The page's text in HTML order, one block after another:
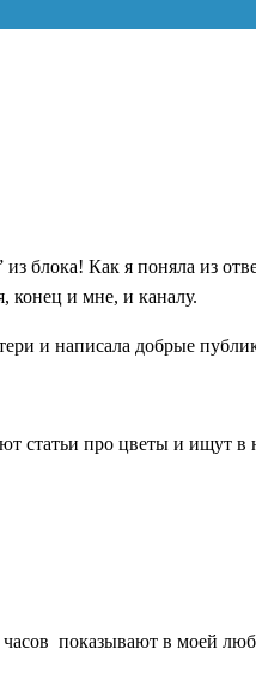
из блока! Как я поняла из
конец и мне, и каналу.
и написала добрые
статьи про цветы и ищут
показывают в моей